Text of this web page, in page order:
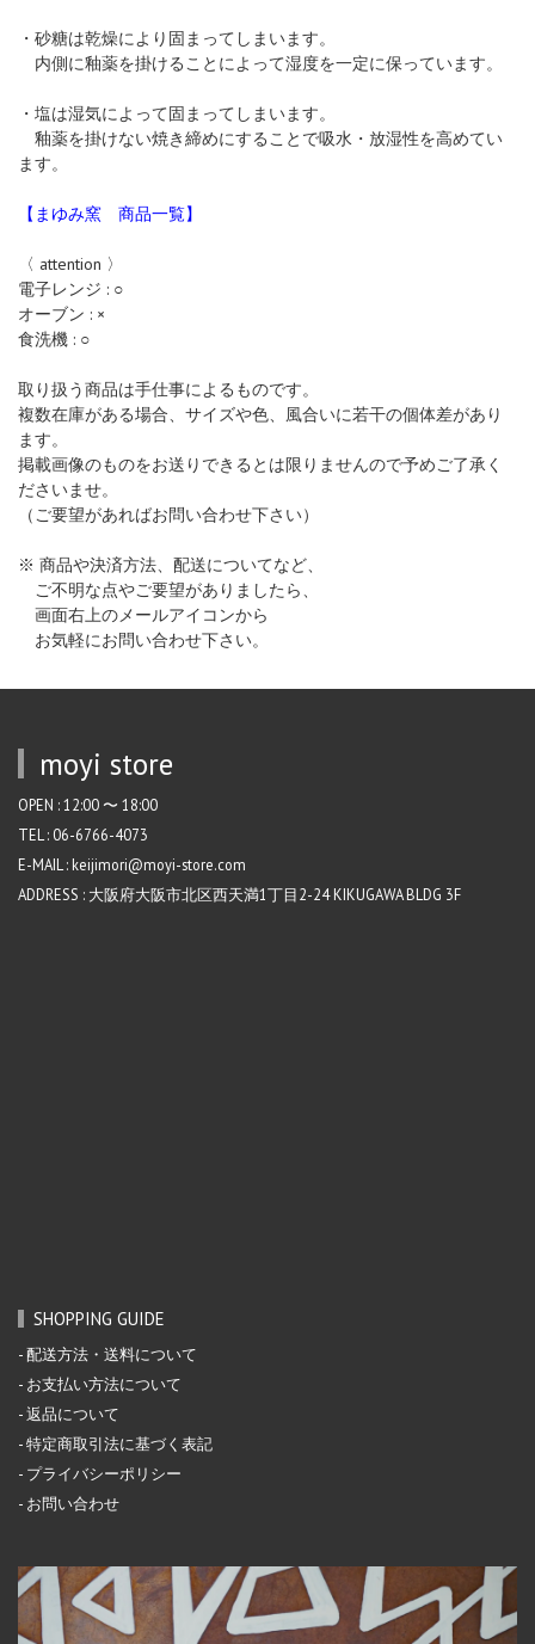
・砂糖は乾燥により固まってしまいます。
内側に釉薬を掛けることによって湿度を一定に保っています。
・塩は湿気によって固まってしまいます。
釉薬を掛けない焼き締めにすることで吸水・放湿性を高めてい
ます。
【まゆみ窯 商品一覧】
〈 attention 〉
電子レンジ : ○
オーブン : ×
食洗機 : ○
取り扱う商品は手仕事によるものです。
複数在庫がある場合、サイズや色、風合いに若干の個体差があり
ます。
掲載画像のものをお送りできるとは限りませんので予めご了承く
ださいませ。
（ご要望があればお問い合わせ下さい）
※ 商品や決済方法、配送についてなど、
ご不明な点やご要望がありましたら、
画面右上のメールアイコンから
お気軽にお問い合わせ下さい。
moyi store
OPEN : 12:00 〜 18:00
TEL : 06-6766-4073
E-MAIL : keijimori@moyi-store.com
ADDRESS : 大阪府大阪市北区西天満1丁目2-24 KIKUGAWA BLDG 3F
SHOPPING GUIDE
配送方法・送料について
お支払い方法について
返品について
特定商取引法に基づく表記
プライバシーポリシー
お問い合わせ